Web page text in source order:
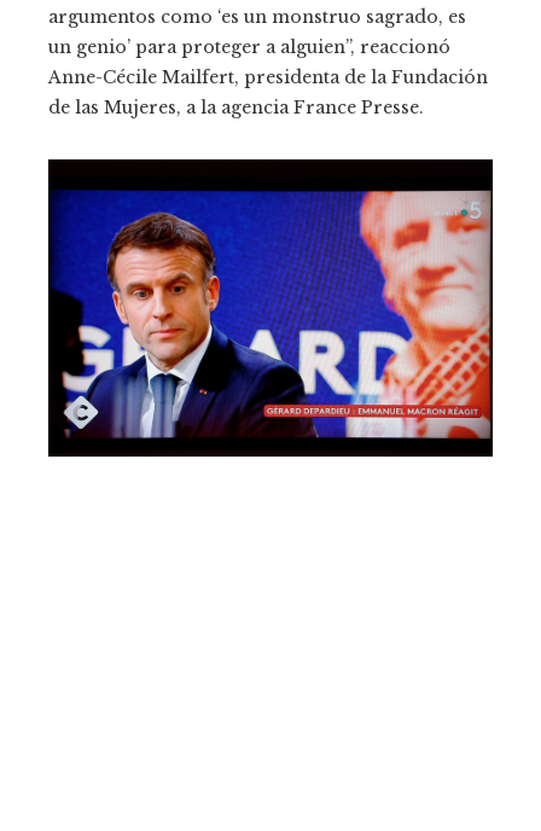
argumentos como ‘es un monstruo sagrado, es
un genio’ para proteger a alguien”, reaccionó
Anne-Cécile Mailfert, presidenta de la Fundación
de las Mujeres, a la agencia France Presse.